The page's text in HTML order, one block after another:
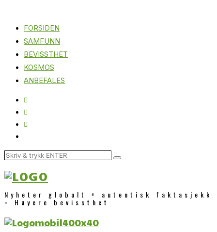
FORSIDEN
SAMFUNN
BEVISSTHET
KOSMOS
ANBEFALES
Nyheter globalt + autentisk faktasjekk
= Høyere bevissthet